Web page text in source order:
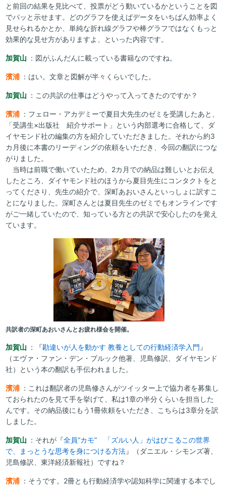
と前回の結果を見比べて、投票がどう動いているかということを図
でパッと示せます。どのグラフを使えばデータをいちばん効率よく
見せられるかとか、単純な折れ線グラフや棒グラフではなくもっと
効果的な見せ方がありますよ、といった内容です。
加賀山 ：図がふんだんに載っている書籍なのですね。
濱浦 ：はい。文章と図解が半々くらいでした。
加賀山 ：この共訳の仕事はどうやって入ってきたのですか？
濱浦 ：フェロー・アカデミーで夏目大先生のゼミを受講したあと、
「受講生×出版社 紹介サポート」という内部選考に合格して、ダ
イヤモンド社の編集の方を紹介していただきました。それから約3
カ月後に本書のリーディングの依頼をいただき、今回の翻訳につな
がりました。
当時は前職で働いていたため、2カ月での納品は難しいとお伝え
したところ、ダイヤモンド社のほうから夏目先生にコンタクトをと
ってくださり、先生の紹介で、深町あおいさんといっしょに訳すこ
とになりました。深町さんとは夏目先生のゼミでもオンラインです
がご一緒していたので、知っている方との共訳で安心したのを覚え
ています。
共訳者の深町あおいさんとお疲れ様会を開催。
加賀山 ：『勘違いが人を動かす 教養としての行動経済学入門』
（エヴァ・ファン・デン・ブルック他著、児島修訳、ダイヤモンド
社）という本の翻訳も手伝われました。
濱浦 ：これは翻訳者の児島修さんがツイッター上で協力者を募集し
ておられたのを見て手を挙げて、私は1章の半分くらいを担当した
んです。その納品後にもう1冊依頼をいただき、こちらは3章分を訳
しました。
加賀山 ：それが『全員“カモ” 「ズルい人」がはびこるこの世界
で、まっとうな思考を身につける方法』（ダニエル・シモンズ著、
児島修訳、東洋経済新報社）ですね？
濱浦 ：そうです。2冊とも行動経済学や認知科学に関連する本でし